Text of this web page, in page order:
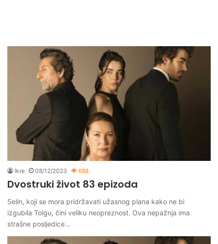
Ikre 08/12/2023 688
Dvostruki život 83 epizoda
Selin, koji se mora pridržavati užasnog plana kako ne bi
izgubila Tolgu, čini veliku neopreznost. Ova nepažnja ima
strašne posljedice…